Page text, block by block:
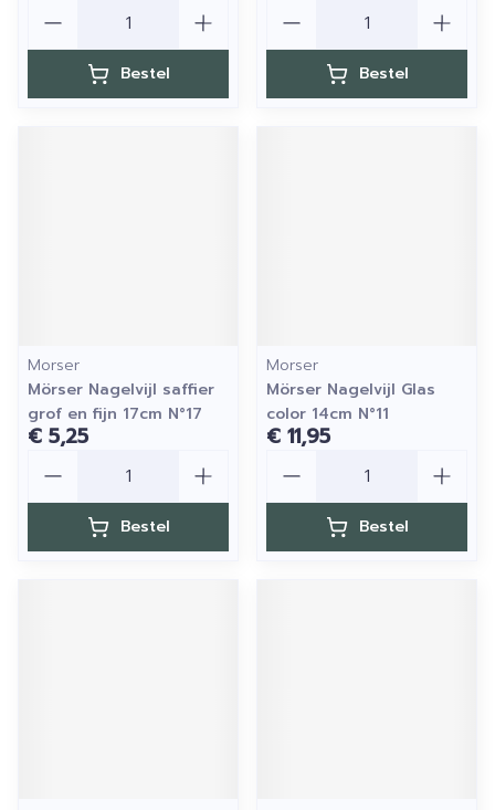
Bestel Bestel
Morser
Mörser Nagelvijl saffier
grof en fijn 17cm N°17
€ 5,25
Bestel
Morser
Mörser Nagelvijl Glas
color 14cm N°11
€ 11,95
Bestel